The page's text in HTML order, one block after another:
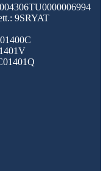
9SRYAT